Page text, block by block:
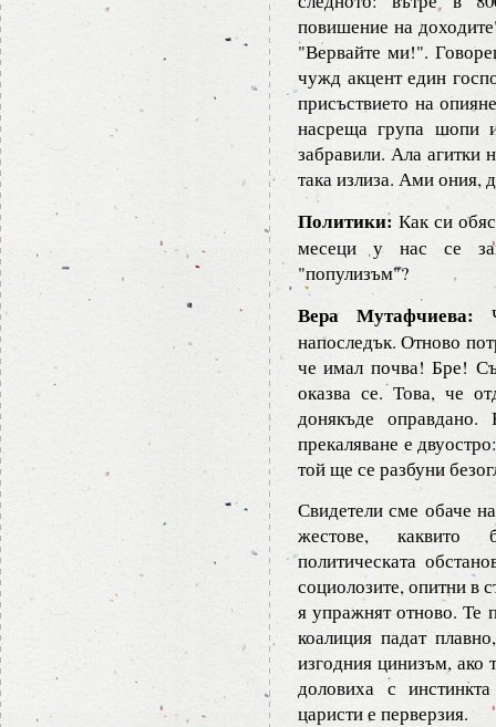
повишение на
"Вервайте ми!".
чужд акцент един
присъствието на
насреща група шопи
забравили. Ала
така излиза. Ами ония,
Политики: Как си
месеци у нас се
"популизъм"?
Вера Мутафчиева:
напоследък. Отново
че имал почва! Бре!
оказва се. Това, че
донякъде
прекаляване е
той ще се разбуни
Свидетели сме обаче
жестове, каквито
политическата
социолозите, опитни в
я упражнят отново. Те
коалиция падат
изгодния цинизъм,
доловиха с
царисти е перверзия.